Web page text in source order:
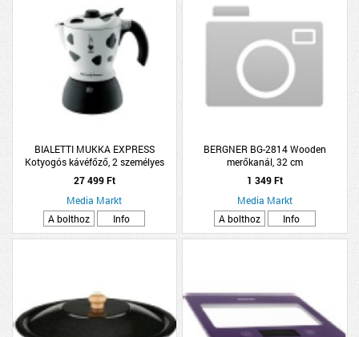
BIALETTI MUKKA EXPRESS
Kotyogós kávéfőző, 2 személyes
27 499 Ft
Media Markt
A bolthoz
Info
BERGNER BG-2814 Wooden
merőkanál, 32 cm
1 349 Ft
Media Markt
A bolthoz
Info